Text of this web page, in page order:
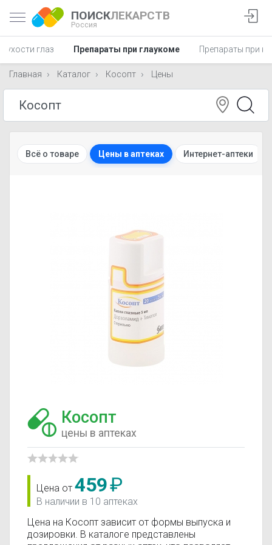
ПОИСКЛЕКАРСТВ
Россия
глаз Препараты при глаукоме Препараты при
Главная Каталог Косопт Цены
Всё о товаре Цены в аптеках Интернет-аптеки
Косопт
цены в аптеках
Цена от 459₽
В наличии в 10 аптеках
Цена на Косопт зависит от формы выпуска и
дозировки. В каталоге представлены